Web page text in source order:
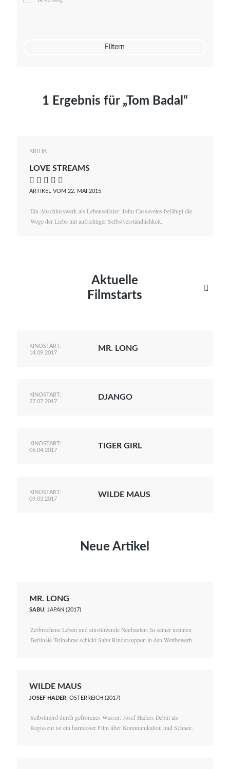
Mato von Vogelstein
Filtern
1 Ergebnis für „Tom Badal“
KRITIK
LOVE STREAMS
    
ARTIKEL VOM 22. MAI 2015
Ein Abschlusswerk als Lebenselixier: John Cassavetes befähigt die
Wege der Liebe mit aufrichtiger Selbstverständlichkeit.
Aktuelle
Filmstarts

KINOSTART:
14.09.2017
MR. LONG
KINOSTART:
27.07.2017
DJANGO
KINOSTART:
06.04.2017
TIGER GIRL
KINOSTART:
09.03.2017
WILDE MAUS
Neue Artikel
MR. LONG
SABU, JAPAN (2017)
Zerbrochene Leben und einstürzende Neubauten: In seiner neunten
Berlinale-Teilnahme schickt Sabu Rindersuppen in den Wettbewerb.
WILDE MAUS
JOSEF HADER , ÖSTERREICH (2017)
Selbstmord durch gefrorenes Wasser: Josef Haders Debüt als
Regisseur ist ein harmloser Film über Kommunikation und Schnee.